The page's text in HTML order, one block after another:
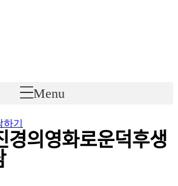
Menu